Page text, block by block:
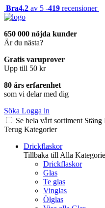
Bra4.2 av 5 -419 recensioner
650 000 nöjda kunder
Är du nästa?
Gratis varuprover
Upp till 50 kr
80 års erfarenhet
som vi delar med dig
Söka Logga in
Se hela vårt sortiment Stäng
Terug Kategorier
Drickflaskor
Tillbaka till Alla
Drickflaskor
Glas
Te glas
Vinglas
Ölglas